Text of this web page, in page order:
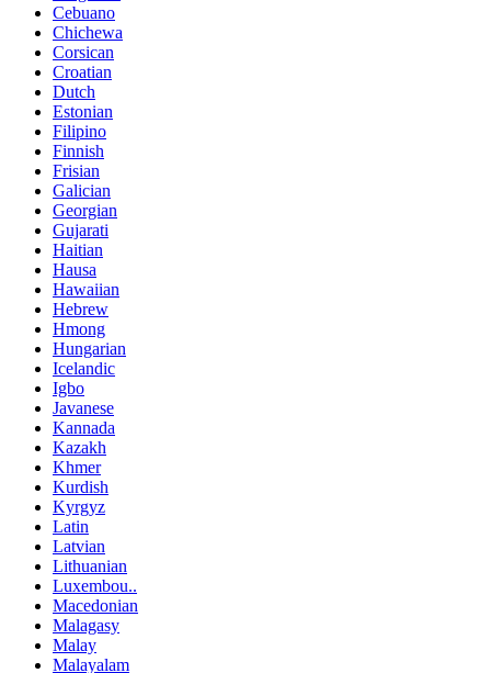
Cebuano
Chichewa
Corsican
Croatian
Dutch
Estonian
Filipino
Finnish
Frisian
Galician
Georgian
Gujarati
Haitian
Hausa
Hawaiian
Hebrew
Hmong
Hungarian
Icelandic
Igbo
Javanese
Kannada
Kazakh
Khmer
Kurdish
Kyrgyz
Latin
Latvian
Lithuanian
Luxembou..
Macedonian
Malagasy
Malay
Malayalam